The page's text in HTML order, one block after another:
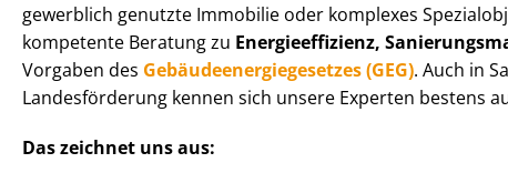
gewerblich genutzte Immobilie oder komplexes
kompetente Beratung zu En­er­gie­ef­fi­zi­enz,
Vorgaben des Ge­bäu­de­en­er­gie­ge­set­zes (GEG). Auch in
Landesförderung kennen sich unsere Experten bestens
Das zeichnet uns aus: